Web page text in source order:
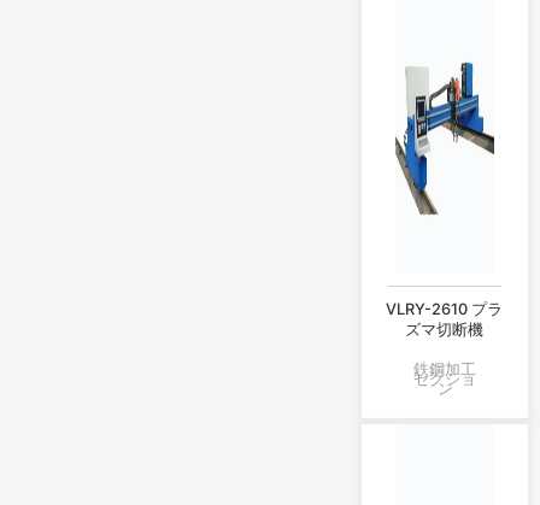
VLRY-2610 プラ
ズマ切断機
鉄鋼加工
セクショ
ン